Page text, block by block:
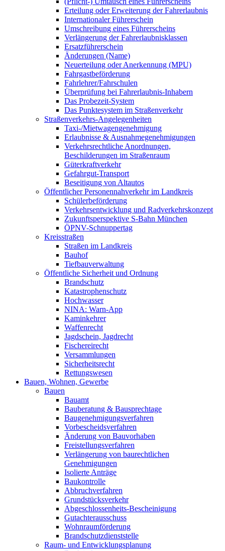
Erteilung oder Erweiterung der Fahrerlaubnis
Internationaler Führerschein
Umschreibung eines Führerscheins
Verlängerung der Fahrerlaubnisklassen
Ersatzführerschein
Änderungen (Name)
Neuerteilung oder Anerkennung (MPU)
Fahrgastbeförderung
Fahrlehrer/Fahrschulen
Überprüfung bei Fahrerlaubnis-Inhabern
Das Probezeit-System
Das Punktesystem im Straßenverkehr
Straßenverkehrs-Angelegenheiten
Taxi-/Mietwagengenehmigung
Erlaubnisse & Ausnahmegenehmigungen
Verkehrsrechtliche Anordnungen,
Beschilderungen im Straßenraum
Güterkraftverkehr
Gefahrgut-Transport
Beseitigung von Altautos
Öffentlicher Personennahverkehr im Landkreis
Schülerbeförderung
Verkehrsentwicklung und Radverkehrskonzept
Zukunftsperspektive S-Bahn München
ÖPNV-Schnuppertag
Kreisstraßen
Straßen im Landkreis
Bauhof
Tiefbauverwaltung
Öffentliche Sicherheit und Ordnung
Brandschutz
Katastrophenschutz
Hochwasser
NINA: Warn-App
Kaminkehrer
Waffenrecht
Jagdschein, Jagdrecht
Fischereirecht
Versammlungen
Sicherheitsrecht
Rettungswesen
Bauen, Wohnen, Gewerbe
Bauen
Bauamt
Bauberatung & Bausprechtage
Baugenehmigungsverfahren
Vorbescheidsverfahren
Änderung von Bauvorhaben
Freistellungsverfahren
Verlängerung von baurechtlichen
Genehmigungen
Isolierte Anträge
Baukontrolle
Abbruchverfahren
Grundstücksverkehr
Abgeschlossenheits-Bescheinigung
Gutachterausschuss
Wohnraumförderung
Brandschutzdienststelle
Raum- und Entwicklungsplanung